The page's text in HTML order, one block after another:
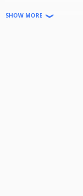
Deelname 10 euro cash te
SHOW MORE